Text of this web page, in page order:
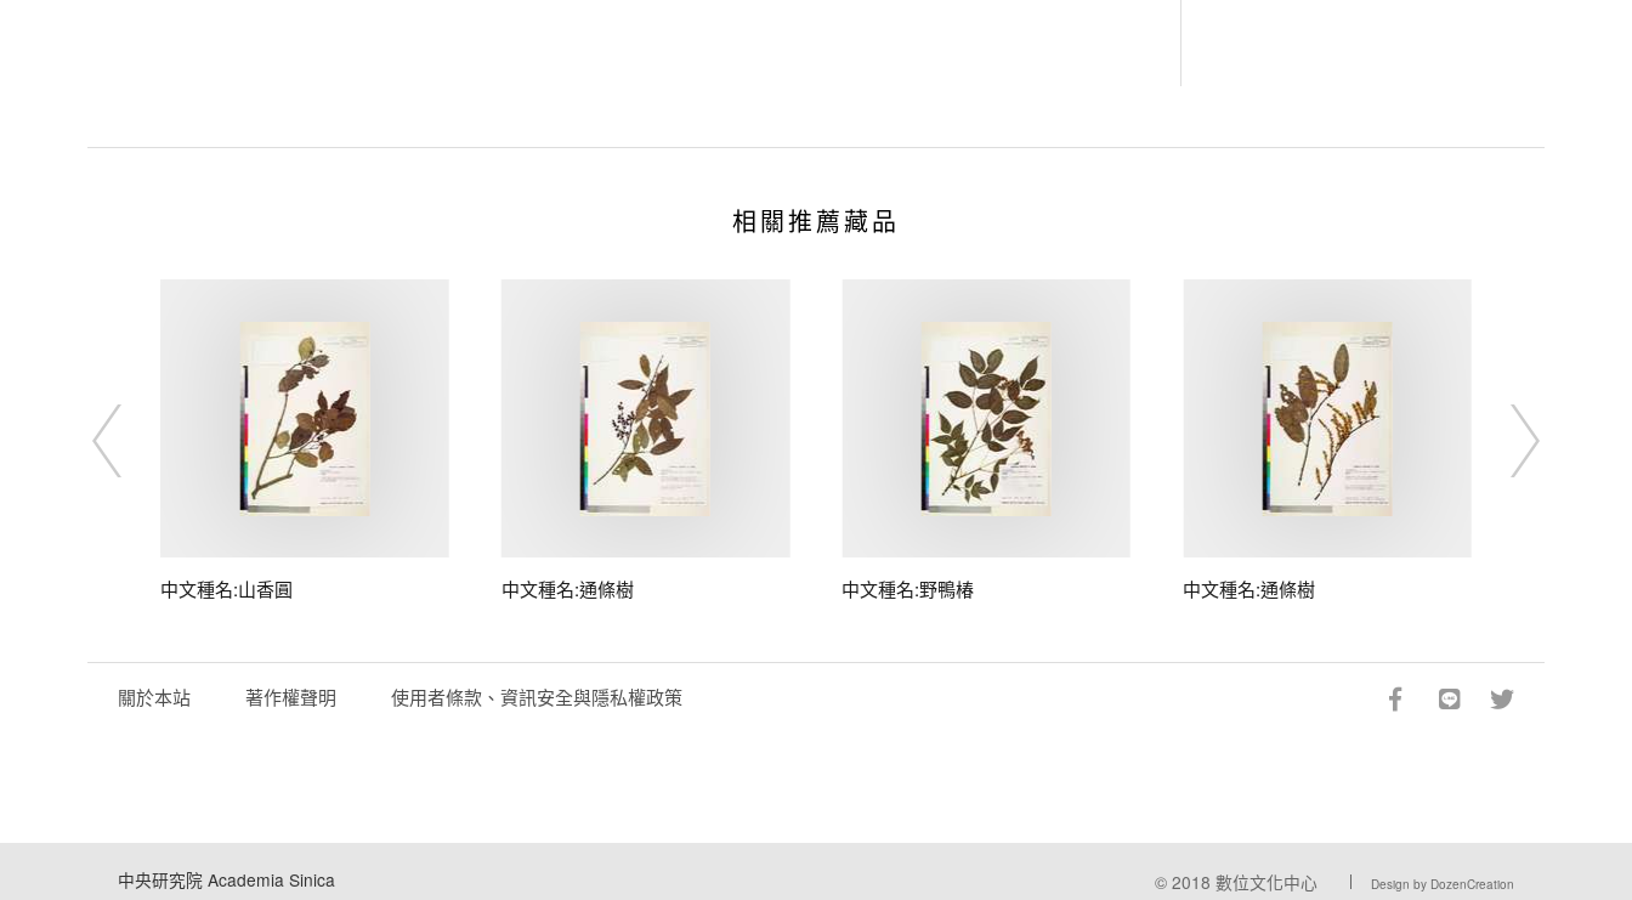
相關推薦藏品
中文種名:山香圓 中文種名:通條樹 中文種名:野鴨椿 中文種名:通條樹
關於本站 著作權聲明 使用者條款、資訊安全與隱私權政策
中央研究院 Academia Sinica © 2018 數位文化中心 Design by DozenCreation